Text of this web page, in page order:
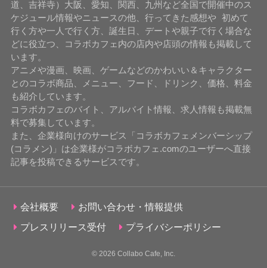
道、吉祥寺）大阪、愛知、関西、九州など全国で開催中のス
ケジュール情報やニュースの他、行ってきた感想や 初めて
行く方や一人で行く方、誕生日、デートや親子で行く場合な
どに役立つ、コラボカフェ内の店内や店頭の情報も掲載して
います。
アニメや漫画、映画、ゲームなどのかわいい＆キャラクター
とのコラボ商品、メニュー、フード、ドリンク、価格、料金
も紹介しています。
コラボカフェのバイト、アルバイト情報、求人情報も掲載無
料で募集しています。
また、企業様向けのサービス「コラボカフェメンバーシップ
(コラメン)」は企業様がコラボカフェ.comのユーザーへ直接
記事を投稿できるサービスです。
会社概要
お問い合わせ・情報提供
プレスリリース受付
プライバシーポリシー
© 2026 Collabo Cafe, Inc.